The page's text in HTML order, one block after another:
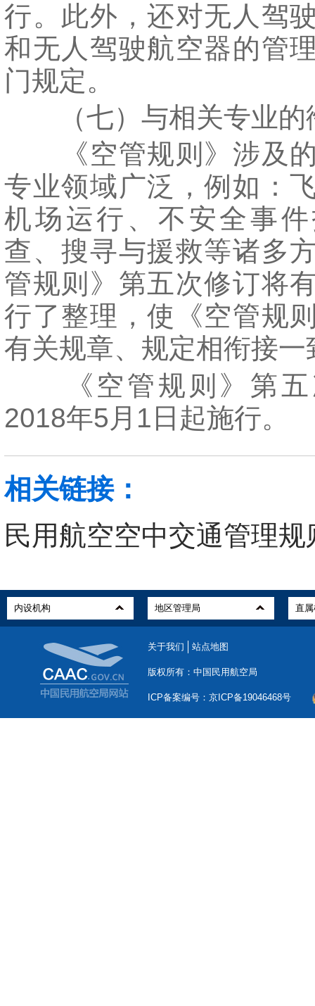
行。此外，还对无人驾
和无人驾驶航空器的管
门规定。
（七）与相关专业的
《空管规则》涉及的
专业领域广泛，例如：
机场运行、不安全事
查、搜寻与援救等诸多
管规则》第五次修订将
行了整理，使《空管规
有关规章、规定相衔接一
《空管规则》第五
2018年5月1日起施行。
相关链接：
民用航空空中交通管理规
关于我们 站点地图
版权所有：中国民用航空局
ICP备案编号：京ICP备19046468号